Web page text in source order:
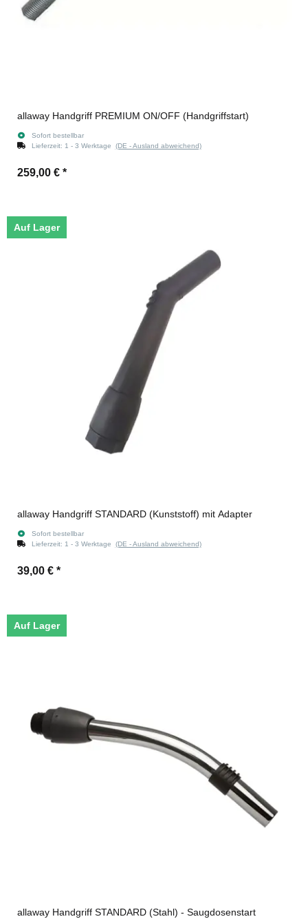
allaway Handgriff PREMIUM ON/OFF (Handgriffstart)
Sofort bestellbar
Lieferzeit: 1 - 3 Werktage (DE - Ausland abweichend)
259,00 € *
Auf Lager
allaway Handgriff STANDARD (Kunststoff) mit Adapter
Sofort bestellbar
Lieferzeit: 1 - 3 Werktage (DE - Ausland abweichend)
39,00 € *
Auf Lager
allaway Handgriff STANDARD (Stahl) - Saugdosenstart